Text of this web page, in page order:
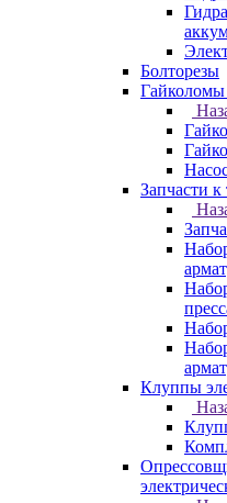
Болторезы
Гайколомы
Запчасти к
Клуппы